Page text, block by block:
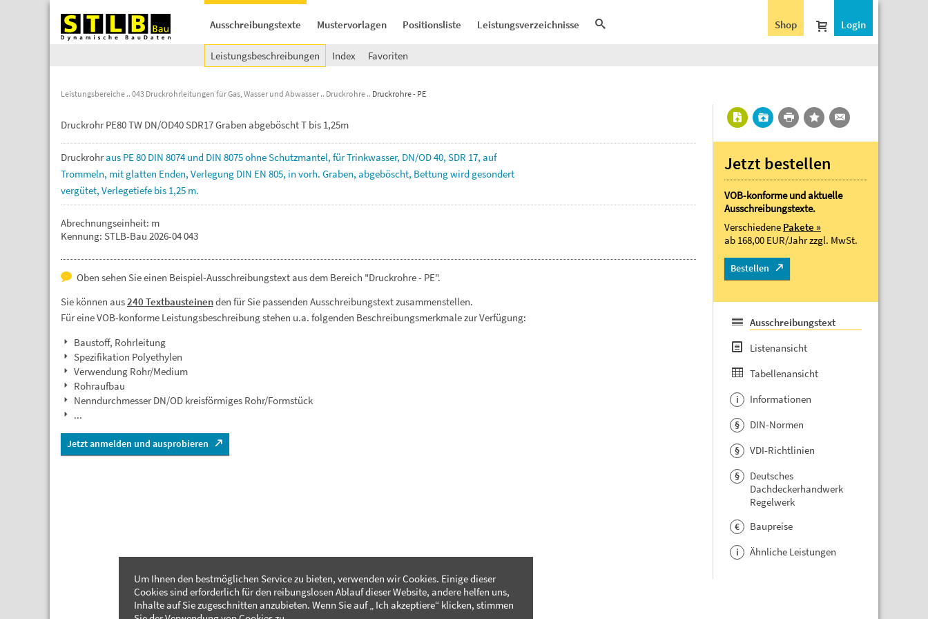
Ausschreibungstexte Mustervorlagen Positionsliste Leistungsverzeichnisse Login
Shop
Leistungsbeschreibungen Index Favoriten
Leistungsbereiche 043 Druckrohrleitungen für Gas, Wasser und Abwasser Druckrohre Druckrohre - PE
Druckrohr PE80 TW DN/OD40 SDR17 Graben abgeböscht T bis 1,25m
Druckrohraus PE80 DIN 8074 und DIN 8075ohneSchutzmantel, fürTrinkwasser, DN/OD40, SDR 17, auf
Trommeln, mit glatten Enden, Verlegung DIN EN 805, in vorh. Graben, abgeböscht, Bettungwird gesondert
vergütet, Verlegetiefe bis 1,25 m.
Abrechnungseinheit: m
Kennung: STLB-Bau 2026-04 043
Oben sehen Sie einen Beispiel-Ausschreibungstext aus dem Bereich "Druckrohre - PE".
Sie können aus240 Textbausteinenden für Sie passenden Ausschreibungstext zusammenstellen.
Für eine VOB-konforme Leistungsbeschreibung stehen u.a. folgenden Beschreibungsmerkmale zur Verfügung:
Baustoff, Rohrleitung
Spezifikation Polyethylen
Verwendung Rohr/Medium
Rohraufbau
Nenndurchmesser DN/OD kreisförmiges Rohr/Formstück
...
Jetzt anmelden und ausprobieren
Jetzt bestellen
VOB-konforme und aktuelle
Ausschreibungstexte.
Verschiedene Pakete »
ab 168,00 EUR/Jahrzzgl. MwSt.
Bestellen
Ausschreibungstext
Listenansicht
Tabellenansicht
i Informationen
§ DIN-Normen
§ VDI-Richtlinien
§
Deutsches
Dachdeckerhandwerk
Regelwerk
€ Baupreise
i Ähnliche Leistungen
Um Ihnen den bestmöglichen Service zu bieten, verwenden wir Cookies. Einige dieser
Cookies sind erforderlich für den reibungslosen Ablauf dieser Website, andere helfen uns,
Inhalte auf Sie zugeschnitten anzubieten. Wenn Sie auf „ Ich akzeptiere“ klicken, stimmen